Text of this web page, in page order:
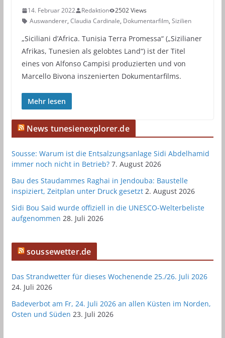
14. Februar 2022 Redaktion
2502 Views
Auswanderer, Claudia Cardinale, Dokumentarfilm, Sizilien
„Siciliani d’Africa. Tunisia Terra Promessa“ („Sizilianer
Afrikas, Tunesien als gelobtes Land“) ist der Titel
eines von Alfonso Campisi produzierten und von
Marcello Bivona inszenierten Dokumentarfilms.
Mehr lesen
News tunesienexplorer.de
Sousse: Warum ist die Entsalzungsanlage Sidi Abdelhamid
immer noch nicht in Betrieb? 7. August 2026
Bau des Staudammes Raghai in Jendouba: Baustelle
inspiziert, Zeitplan unter Druck gesetzt 2. August 2026
Sidi Bou Said wurde offiziell in die UNESCO-Welterbeliste
aufgenommen 28. Juli 2026
soussewetter.de
Das Strandwetter für dieses Wochenende 25./26. Juli 2026
24. Juli 2026
Badeverbot am Fr, 24. Juli 2026 an allen Küsten im Norden,
Osten und Süden 23. Juli 2026